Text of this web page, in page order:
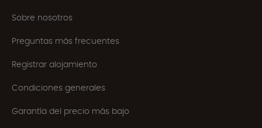
Sobre nosotros
Preguntas más frecuentes
Registrar alojamiento
Condiciones generales
Garantía del precio más bajo